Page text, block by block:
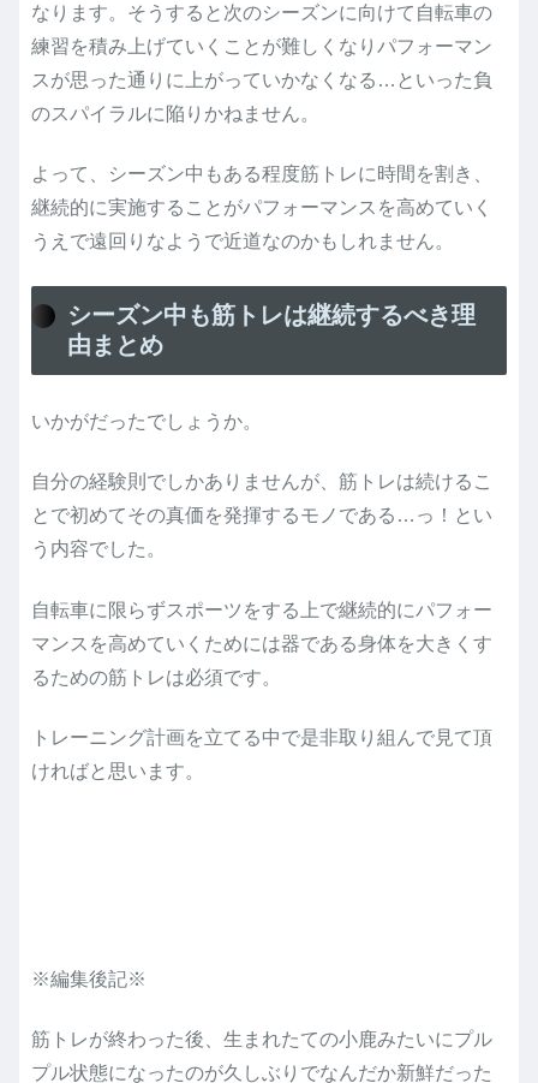
なります。そうすると次のシーズンに向けて自転車の
練習を積み上げていくことが難しくなりパフォーマン
スが思った通りに上がっていかなくなる…といった負
のスパイラルに陥りかねません。
よって、シーズン中もある程度筋トレに時間を割き、
継続的に実施することがパフォーマンスを高めていく
うえで遠回りなようで近道なのかもしれません。
シーズン中も筋トレは継続するべき理
由まとめ
いかがだったでしょうか。
自分の経験則でしかありませんが、筋トレは続けるこ
とで初めてその真価を発揮するモノである…っ！とい
う内容でした。
自転車に限らずスポーツをする上で継続的にパフォー
マンスを高めていくためには器である身体を大きくす
るための筋トレは必須です。
トレーニング計画を立てる中で是非取り組んで見て頂
ければと思います。
※編集後記※
筋トレが終わった後、生まれたての小鹿みたいにプル
プル状態になったのが久しぶりでなんだか新鮮だった